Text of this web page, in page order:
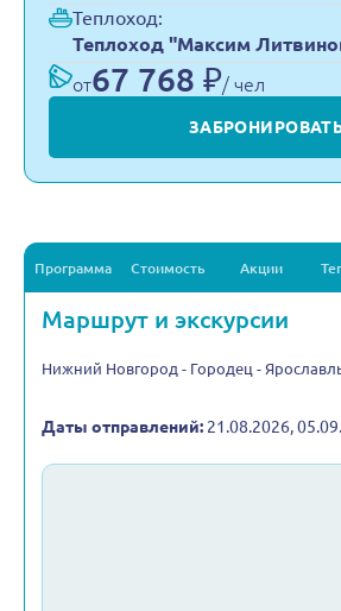
Теплоход:
Теплоход "Максим
от67 768 ₽/ чел
Программа Стоимость Акции
Маршрут и экскурсии
Нижний Новгород - Городец -
Даты отправлений: 21.08.2026,